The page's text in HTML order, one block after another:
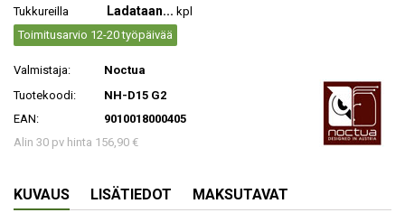
Tukkureilla
Ladataan... kpl
Toimitusarvio 12-20 työpäivää
Valmistaja:
Noctua
Tuotekoodi:
NH-D15 G2
EAN:
9010018000405
Alin 30 pv hinta 156,90 €
KUVAUS LISÄTIEDOT MAKSUTAVAT